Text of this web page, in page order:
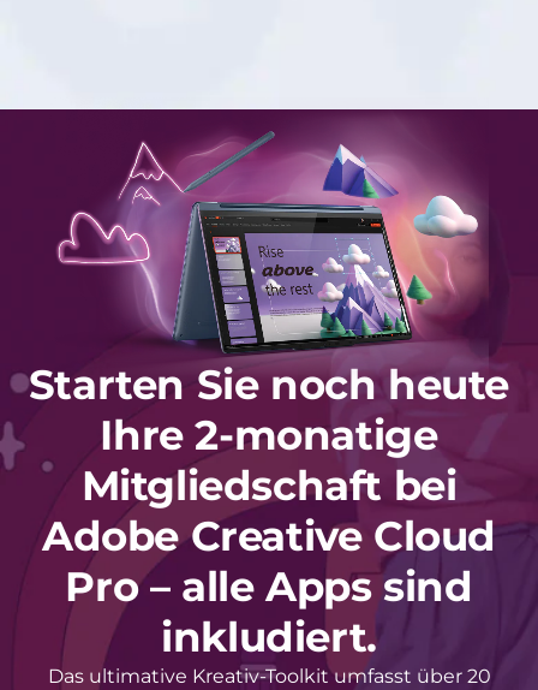
Starten Sie noch heute
Ihre 2-monatige
Mitgliedschaft bei
Adobe Creative Cloud
Pro – alle Apps sind
inkludiert.
Das ultimative Kreativ-Toolkit umfasst über 20